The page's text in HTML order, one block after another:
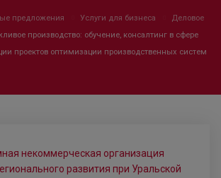
предложения Услуги для бизнеса
Деловое
производство: обучение, консалтинг в сфере
проектов оптимизации производственных систем
некоммерческая организация
развития при Уральской